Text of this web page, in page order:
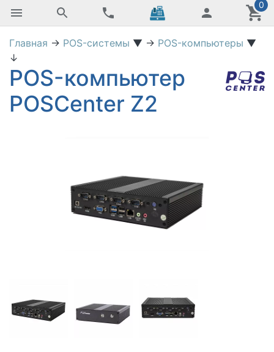
0
Главная → POS-системы ▼ → POS-компьютеры ▼
↓
POS-компьютер
POSCenter Z2